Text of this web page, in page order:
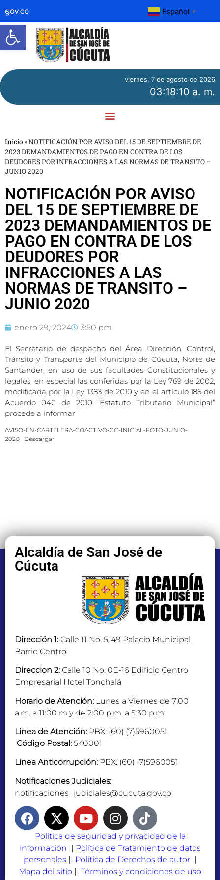
Abrir barra de herramientas
Español ▼
viernes, 7 de agosto de 2026
03:18:10 a. m.
Inicio »NOTIFICACIÓN POR AVISO DEL 15 DE SEPTIEMBRE DE
2023 DEMANDAMIENTOS DE PAGO EN CONTRA DE LOS
DEUDORES POR INFRACCIONES A LAS NORMAS DE TRANSITO –
JUNIO 2020
NOTIFICACIÓN POR AVISO
DEL 15 DE SEPTIEMBRE DE
2023 DEMANDAMIENTOS DE
PAGO EN CONTRA DE LOS
DEUDORES POR
INFRACCIONES A LAS
NORMAS DE TRANSITO –
JUNIO 2020
enero 29, 2024 3:50 pm
El Secretario de despacho del Área Dirección, Control,
Tránsito y Transporte del Municipio de Cúcuta, Norte de
Santander, en uso de sus facultades Constitucionales y
legales, en especial las conferidas por la Ley 769 de 2002,
modificada por la Ley 1383 de 2010 y en el artículo 185 del
Acuerdo 040 de 2010 “Estatuto Tributario Municipal”
procede a informar
AVISO-EN-CARTELERA-COACTIVO-CC-INICIAL-FOTO-JUNIO-
2020
Descargar
Alcaldía de San José de
Cúcuta
Dirección 1: Calle 11 No. 5-49 Palacio Municipal
Barrio Centro
Direccion 2: Calle 10 No. 0E-16 Edificio Centro
Empresarial Hotel Tonchalá
Horario de Atención: Lunes a Viernes de 7:00
a.m. a 11:00 m y de 2:00 p.m. a 5:30 p.m.
Linea de Atención: PBX: (60) (7)5960051
Código Postal: 540001
Linea Anticorrupción: PBX: (60) (7)5960051
Notificaciones Judiciales:
notificaciones_judiciales@cucuta.gov.co
Política de seguridad y privacidad de la
información
Política de Tratamiento de datos
personales
Política de Derechos de autor||
Mapa del sitio
Términos y condiciones de uso